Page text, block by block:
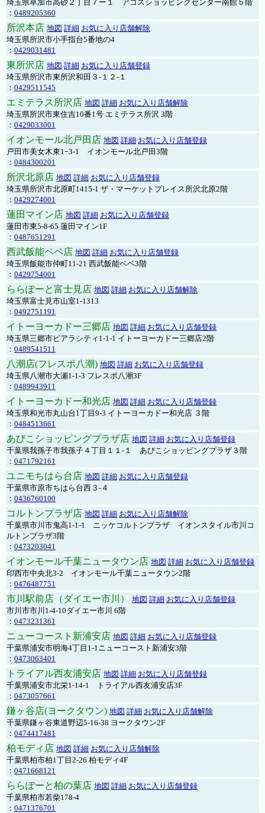
埼玉県草加市高砂２丁目７ー１ アコスショッピングセンター南館５階
： 0489205360
所沢本店 地図 詳細 お気に入り店舗解除
埼玉県所沢市小手指台5番地の4
： 0429031481
東所沢店 地図 詳細 お気に入り店舗登録
埼玉県所沢市東所沢和田３-１２-１
： 0429511545
エミテラス所沢店 地図 詳細 お気に入り店舗解除
埼玉県所沢市東住吉10番1号 エミテラス所沢 3階
： 0429033001
イオンモール北戸田店 地図 詳細 お気に入り店舗登録
戸田市美女木東1ｰ3‐1 イオンモール北戸田3階
： 0484300201
所沢北原店 地図 詳細 お気に入り店舗登録
埼玉県所沢市北原町1415-1 ザ・マーケットプレイス所沢北原2階
： 0429274001
蓮田マイン店 地図 詳細 お気に入り店舗登録
蓮田市東5-8-65 蓮田マイン1F
： 0487651291
西武飯能ペペ店 地図 詳細 お気に入り店舗登録
埼玉県飯能市仲町11-21 西武飯能ペペ3階
： 0429754001
ららぽーと富士見店 地図 詳細 お気に入り店舗解除
埼玉県富士見市山室1-1313
： 0492751191
イトーヨーカドー三郷店 地図 詳細 お気に入り店舗登録
埼玉県三郷市ピアラシティ1-1-1 イトーヨーカドー三郷店2階
： 0489541511
八潮店(フレスポ八潮) 地図 詳細 お気に入り店舗登録
埼玉県八潮市大瀬1-1-3 フレスポ八潮3F
： 0489943911
イトーヨーカドー和光店 地図 詳細 お気に入り店舗登録
埼玉県和光市丸山台1丁目9-3 イトーヨーカドー和光店 ３階
： 0484513661
あびこショッピングプラザ店 地図 詳細 お気に入り店舗登録
千葉県我孫子市我孫子４丁目１１-１ あびこショッピングプラザ３階
： 0471792161
ユニモちはら台店 地図 詳細 お気に入り店舗登録
千葉県市原市ちはら台西３-４
： 0436760100
コルトンプラザ店 地図 詳細 お気に入り店舗解除
千葉県市川市鬼高1-1-1 ニッケコルトンプラザ イオンスタイル市川コ
ルトンプラザ3階
： 0473203041
イオンモール千葉ニュータウン店 地図 詳細 お気に入り店舗登録
印西市中央北3-2 イオンモール千葉ニュータウン2階
： 0476487751
市川駅前店（ダイエー市川） 地図 詳細 お気に入り店舗登録
市川市市川1-4-10ダイエー市川 6階
： 0473231361
ニューコースト新浦安店 地図 詳細 お気に入り店舗登録
千葉県浦安市明海4丁目1-1ニューコースト新浦安3階
： 0473063401
トライアル西友浦安店 地図 詳細 お気に入り店舗登録
千葉県浦安市北栄1-14-1 トライアル西友浦安店3F
： 0473057661
鎌ヶ谷店(ヨークタウン) 地図 詳細 お気に入り店舗解除
千葉県鎌ヶ谷東道野辺5-16-38 ヨークタウン2F
： 0474417481
柏モディ店 地図 詳細 お気に入り店舗解除
千葉県柏市柏1丁目2-26 柏モディ4F
： 0471668121
ららぽーと柏の葉店 地図 詳細 お気に入り店舗登録
千葉県柏市若柴178-4
： 0471376701